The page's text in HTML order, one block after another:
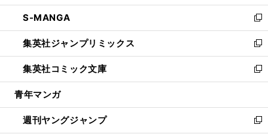
開
く
ウ
で
開
く
ン
ド
ウ
で
開
く
ウ
ィ
ン
ド
ウ
で
開
し
い
ウ
ィ
ン
ド
ウ
開
く
S-MANGA
新
し
い
ウ
ィ
ン
ウ
で
集英社ジャンプリミックス
新
し
い
ウ
ン
ド
集英社コミック文庫
新
し
ウ
ィ
青年マンガ
週刊ヤングジャンプ
新